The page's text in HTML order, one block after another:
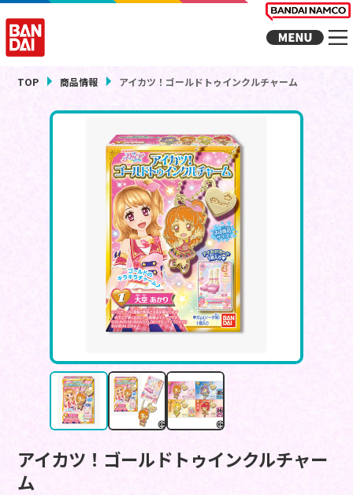
TOP 商品情報 アイカツ！ゴールドトゥインクルチャーム
アイカツ！ゴールドトゥインクルチャー
ム